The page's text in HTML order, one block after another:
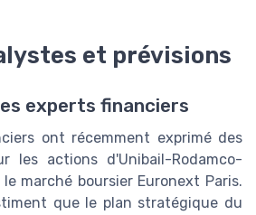
et prévisions
experts financiers
ont récemment exprimé des
les actions d'Unibail-Rodamco-
le marché boursier Euronext Paris.
que le plan stratégique du